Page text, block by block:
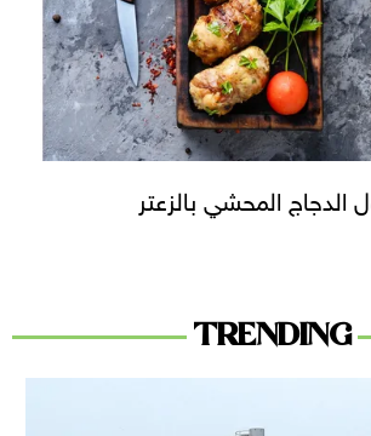
المحشي بالزعتر
TRENDING